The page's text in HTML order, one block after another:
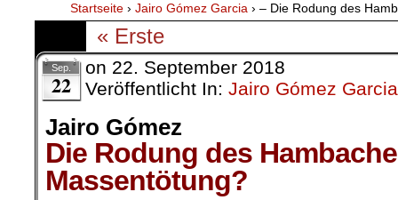
Startseite › Jairo Gómez Garcia › – Die Rodung des
« Erste
Sep.
22
on 22. September 2018
Veröffentlicht In: Jairo Gómez Garcia
Jairo Gómez
Die Rodung des
Massentötung?